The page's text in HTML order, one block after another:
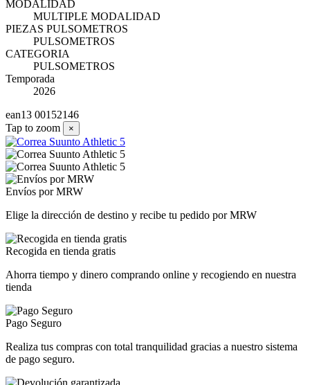
MODALIDAD
MULTIPLE MODALIDAD
PIEZAS PULSOMETROS
PULSOMETROS
CATEGORIA
PULSOMETROS
Temporada
2026
ean13 00152146
Tap to zoom
×
Envíos por MRW
Elige la dirección de destino y recibe tu pedido por MRW
Recogida en tienda gratis
Ahorra tiempo y dinero comprando online y recogiendo en nuestra
tienda
Pago Seguro
Realiza tus compras con total tranquilidad gracias a nuestro sistema
de pago seguro.